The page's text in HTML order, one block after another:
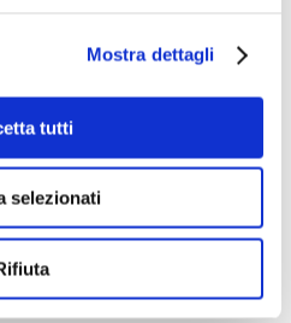
Mostra dettagli
tutti
selezionati
Matteo
servirà alla stampa